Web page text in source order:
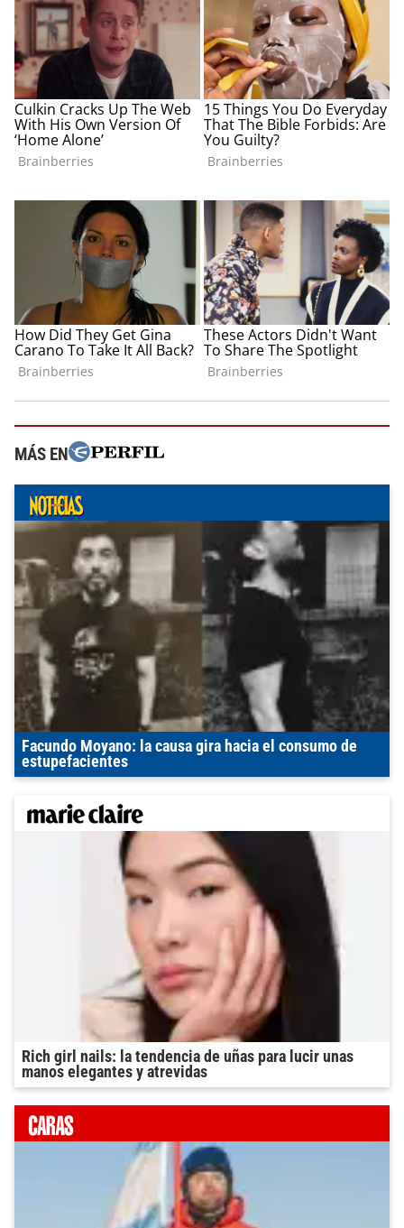
MÁS EN
Facundo Moyano: la causa gira hacia el consumo de
estupefacientes
Rich girl nails: la tendencia de uñas para lucir unas
manos elegantes y atrevidas